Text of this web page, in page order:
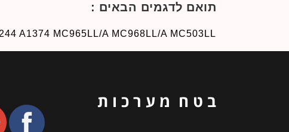
תואם לדגמים הבאים :
A1374 MC965LL/A MC968LL/A MC503LL
ב ט ח מ ע ר כ ו ת